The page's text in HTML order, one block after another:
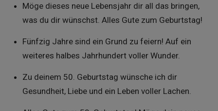
Möge dieses neue Lebensjahr dir all das bringen,
was du dir wünschst. Alles Gute zum Geburtstag!
Fünfzig Jahre sind ein Grund zu feiern! Auf ein
weiteres halbes Jahrhundert voller Wunder.
Zu deinem 50. Geburtstag wünsche ich dir
Gesundheit, Liebe und ein Leben voller Lachen.